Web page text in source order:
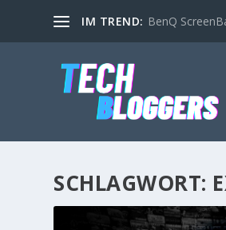
IM TREND: BenQ
SCHLAGWORT: